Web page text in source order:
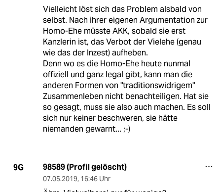
Vielleicht löst sich das Problem alsbald von
selbst. Nach ihrer eigenen Argumentation zur
Homo-Ehe müsste AKK, sobald sie erst
Kanzlerin ist, das Verbot der Vielehe (genau
wie das der Inzest) aufheben.
Denn wo es die Homo-Ehe heute nunmal
offiziell und ganz legal gibt, kann man die
anderen Formen von "traditionswidrigem"
Zusammenleben nicht benachteiligen. Hat sie
so gesagt, muss sie also auch machen. Es soll
sich nur keiner beschweren, sie hätte
niemanden gewarnt... ;-)
9G 98589 (Profil gelöscht)
07.05.2019, 16:46 Uhr